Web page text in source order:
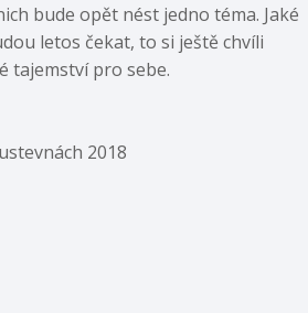
bude opět nést jedno téma. Jaké
letos čekat, to si ještě chvíli
tajemství pro sebe.